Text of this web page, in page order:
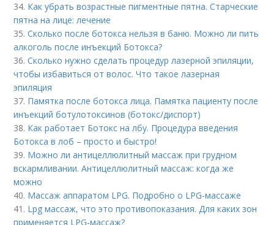
34. Как убрать возрастные пигментные пятна. Старческие
пятна на лице: лечение
35.Сколько после ботокса нельзя в баню. Можно ли пить
алкоголь после инъекций Ботокса?
36.Сколько нужно сделать процедур лазерной эпиляции,
чтобы избавиться от волос. Что такое лазерная
эпиляция
37. Памятка после ботокса лица. Памятка пациенту после
инъекций ботулотоксинов (ботокс/диспорт)
38. Как работает Ботокс на лбу. Процедура введения
Ботокса в лоб – просто и быстро!
39. Можно ли антицеллюлитный массаж при грудном
вскармливании. Антицеллюлитный массаж: когда же
можно
40. Массаж аппаратом LPG. Подробно о LPG-массаже
41. Lpg массаж, что это противопоказания. Для каких зон
применяется LPG-массаж?